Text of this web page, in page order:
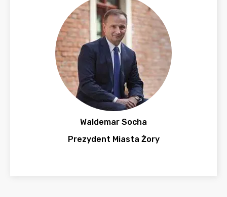
Waldemar Socha
Prezydent Miasta Żory